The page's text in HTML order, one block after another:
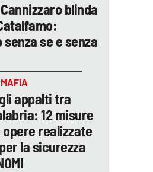
blinda
se e senza
appalti tra
12 misure
realizzate
la sicurezza